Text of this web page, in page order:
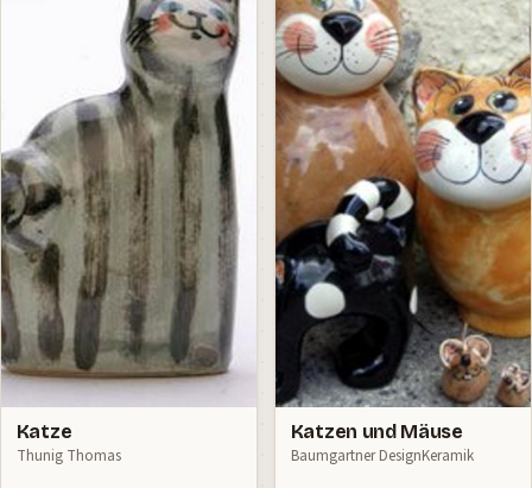
Katze
Thunig Thomas
Katzen und Mäuse
Baumgartner DesignKeramik